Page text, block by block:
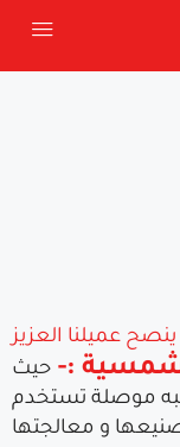
عميلنا العزيز
:- حيث
موصلة تستخدم
و معالجتها